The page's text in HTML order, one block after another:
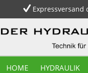
HOME HYDRAULIK